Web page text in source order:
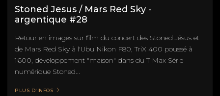
Stoned Jesus / Mars Red Sky -
argentique #28
Retour en images sur film du concert des Stoned Jésus et
de Mars Red Sky à l'Ubu Nikon F80, TriX 400 poussé à
1600, développement "maison" dans du T Max Série
numérique Stoned...
PLUS D'INFOS